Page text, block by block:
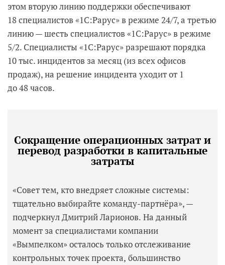
этом вторую линию поддержки обеспечивают
18 специалистов «1С:Рарус» в режиме 24/7, а третью
линию — шесть специалистов «1С:Рарус» в режиме
5/2. Специалисты «1С:Рарус» разрешают порядка
10 тыс. инцидентов за месяц (из всех офисов
продаж), на решение инцидента уходит от 1
до 48 часов.
Сокращение операционных затрат и
перевод разработки в капитальные
затраты
«Совет тем, кто внедряет сложные системы:
тщательно выбирайте команду-партнёра», —
подчеркнул Дмитрий Ларионов. На данный
момент за специалистами компании
«Вымпелком» осталось только отслеживание
контрольных точек проекта, большинство